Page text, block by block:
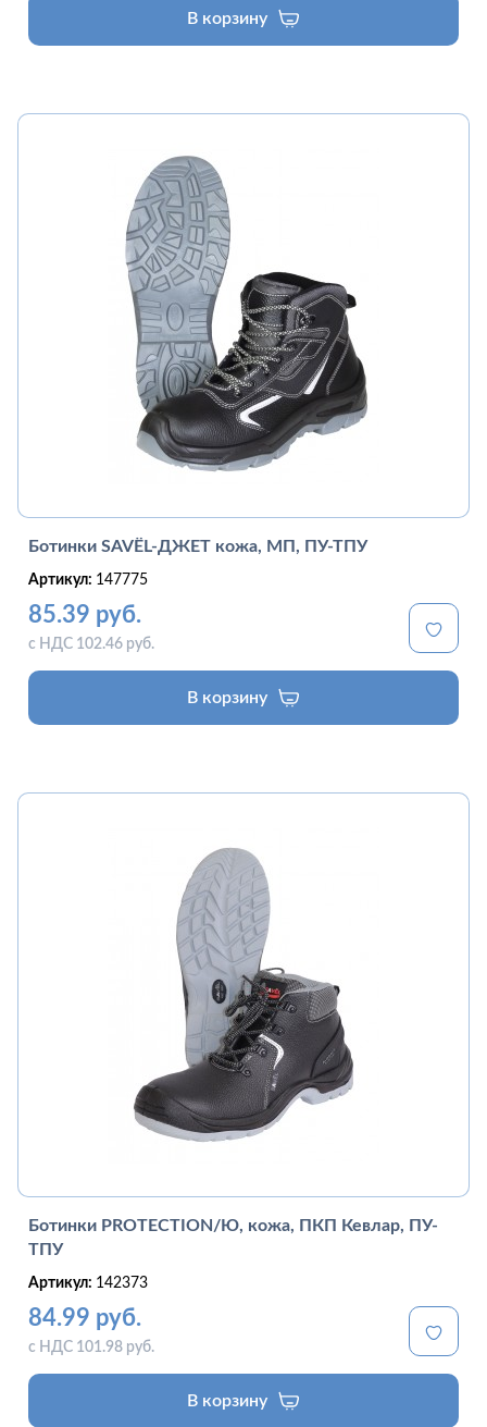
В корзину
Ботинки SAVЁL-ДЖЕТ кожа, МП, ПУ-ТПУ
Артикул: 147775
85.39 руб.
с НДС 102.46 руб.
В корзину
Ботинки PROTECTION/Ю, кожа, ПКП Кевлар, ПУ-
ТПУ
Артикул: 142373
84.99 руб.
с НДС 101.98 руб.
В корзину